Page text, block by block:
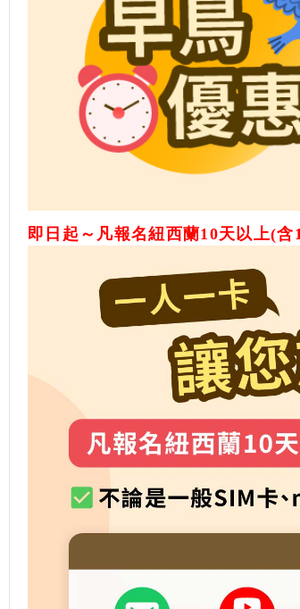
即日起～凡報名紐西蘭10天以上(